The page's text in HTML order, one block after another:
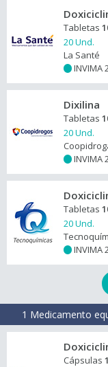
Tabletas
20 Und.
La Santé
INVIMA
Dixilina
Tabletas
20 Und.
INVIMA
Tabletas
20 Und.
INVIMA
1 Medicamento
Cápsulas